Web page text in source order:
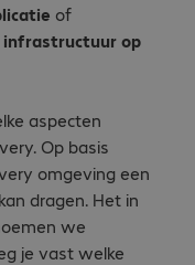
of
infrastructuur op
aspecten
Op basis
omgeving een
dragen. Het in
we
je vast welke